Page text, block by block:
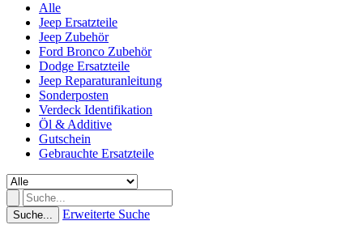
Alle
Jeep Ersatzteile
Jeep Zubehör
Ford Bronco Zubehör
Dodge Ersatzteile
Jeep Reparaturanleitung
Sonderposten
Verdeck Identifikation
Öl & Additive
Gutschein
Gebrauchte Ersatzteile
Suche... Erweiterte Suche